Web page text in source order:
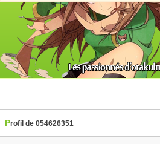
Profil de 054626351